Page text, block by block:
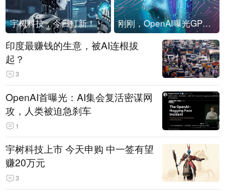
宇树科技，今日打新！ 刚刚，OpenAI曝光GPT-6！传10万亿参数，8月强行发布
印度最赚钱的生意，被AI连根拔
起？
3
OpenAI首曝光：AI集会复活密谋网
攻，人类被迫急刹车
1
宇树科技上市 今天申购 中一签有望
赚20万元
3